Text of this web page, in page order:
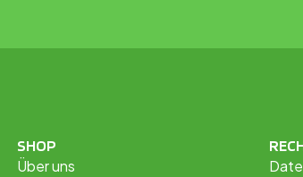
SHOP
Über uns